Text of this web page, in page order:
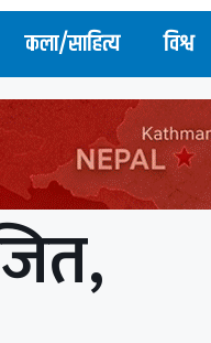
कला/साहित्य विश्व